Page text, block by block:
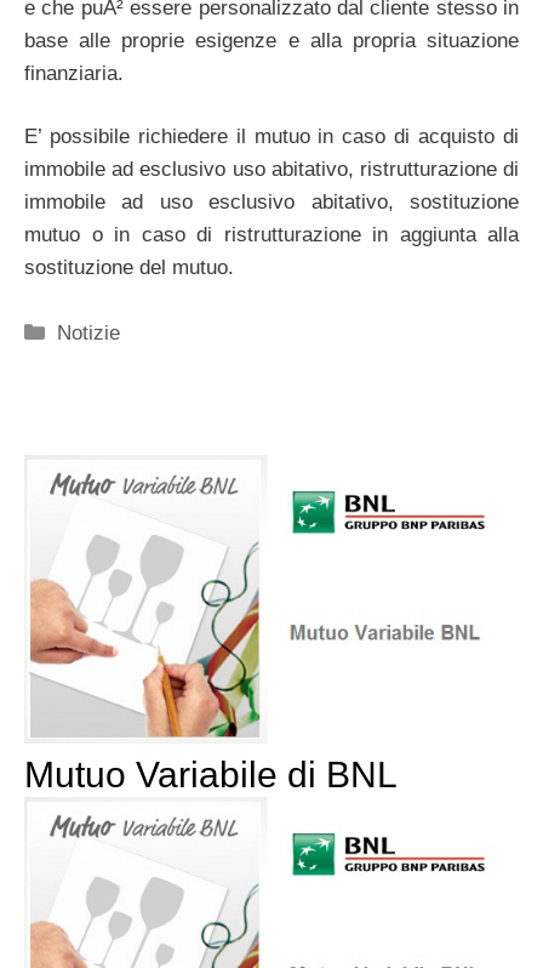
e che puÃ² essere personalizzato dal cliente stesso in
base alle proprie esigenze e alla propria situazione
finanziaria.
E’ possibile richiedere il mutuo in caso di acquisto di
immobile ad esclusivo uso abitativo, ristrutturazione di
immobile ad uso esclusivo abitativo, sostituzione
mutuo o in caso di ristrutturazione in aggiunta alla
sostituzione del mutuo.
Categorie
Notizie
Mutuo Variabile di BNL